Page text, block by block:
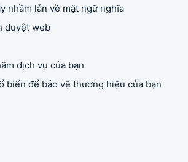
nhầm lẫn về mặt ngữ nghĩa
duyệt web
dịch vụ của bạn
biến để bảo vệ thương hiệu của bạn